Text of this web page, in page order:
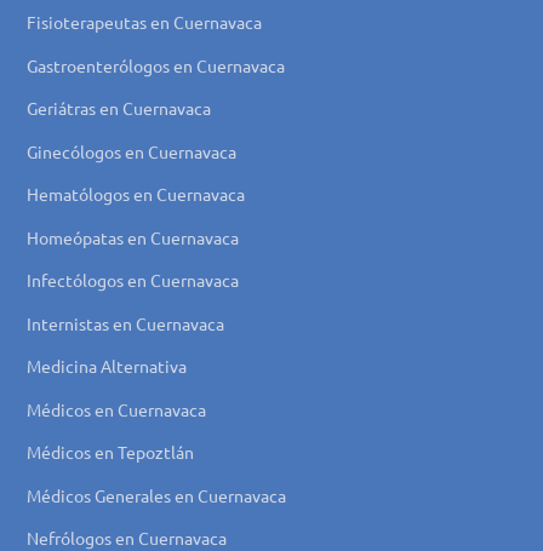
Fisioterapeutas en Cuernavaca
Gastroenterólogos en Cuernavaca
Geriátras en Cuernavaca
Ginecólogos en Cuernavaca
Hematólogos en Cuernavaca
Homeópatas en Cuernavaca
Infectólogos en Cuernavaca
Internistas en Cuernavaca
Medicina Alternativa
Médicos en Cuernavaca
Médicos en Tepoztlán
Médicos Generales en Cuernavaca
Nefrólogos en Cuernavaca